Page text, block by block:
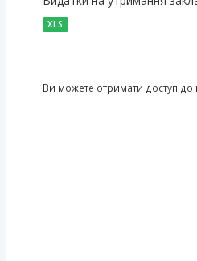
XLS
Ви можете отримати доступ до